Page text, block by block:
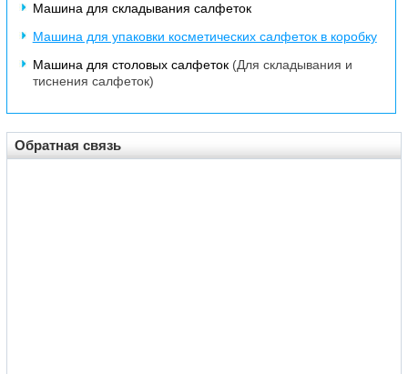
Машина для складывания салфеток
Машина для упаковки косметических салфеток в коробку
Машина для столовых салфеток (Для складывания и
тиснения салфеток)
Обратная связь